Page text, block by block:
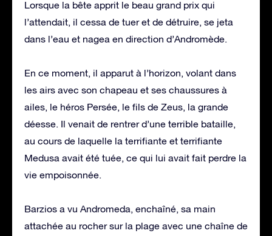
Lorsque la bête apprit le beau grand prix qui
l’attendait, il cessa de tuer et de détruire, se jeta
dans l’eau et nagea en direction d’Andromède.
En ce moment, il apparut à l’horizon, volant dans
les airs avec son chapeau et ses chaussures à
ailes, le héros Persée, le fils de Zeus, la grande
déesse. Il venait de rentrer d’une terrible bataille,
au cours de laquelle la terrifiante et terrifiante
Medusa avait été tuée, ce qui lui avait fait perdre la
vie empoisonnée.
Barzios a vu Andromeda, enchaîné, sa main
attachée au rocher sur la plage avec une chaîne de